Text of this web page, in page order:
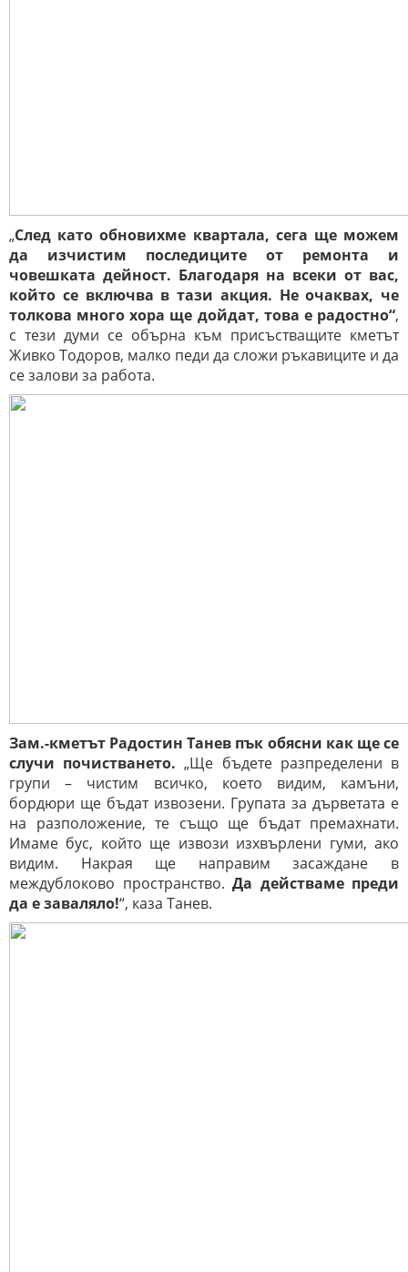
„След като обновихме квартала, сега ще можем
да изчистим последиците от ремонта и
човешката дейност. Благодаря на всеки от вас,
който се включва в тази акция. Не очаквах, че
толкова много хора ще дойдат, това е радостно“,
с тези думи се обърна към присъстващите кметът
Живко Тодоров, малко педи да сложи ръкавиците и да
се залови за работа.
Зам.-кметът Радостин Танев пък обясни как ще се
случи почистването. „Ще бъдете разпределени в
групи – чистим всичко, което видим, камъни,
бордюри ще бъдат извозени. Групата за дърветата е
на разположение, те също ще бъдат премахнати.
Имаме бус, който ще извози изхвърлени гуми, ако
видим. Накрая ще направим засаждане в
междублоково пространство. Да действаме преди
да е заваляло!“, каза Танев.